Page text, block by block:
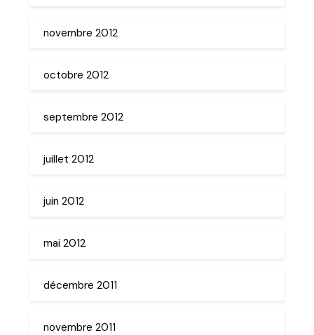
novembre 2012
octobre 2012
septembre 2012
juillet 2012
juin 2012
mai 2012
décembre 2011
novembre 2011